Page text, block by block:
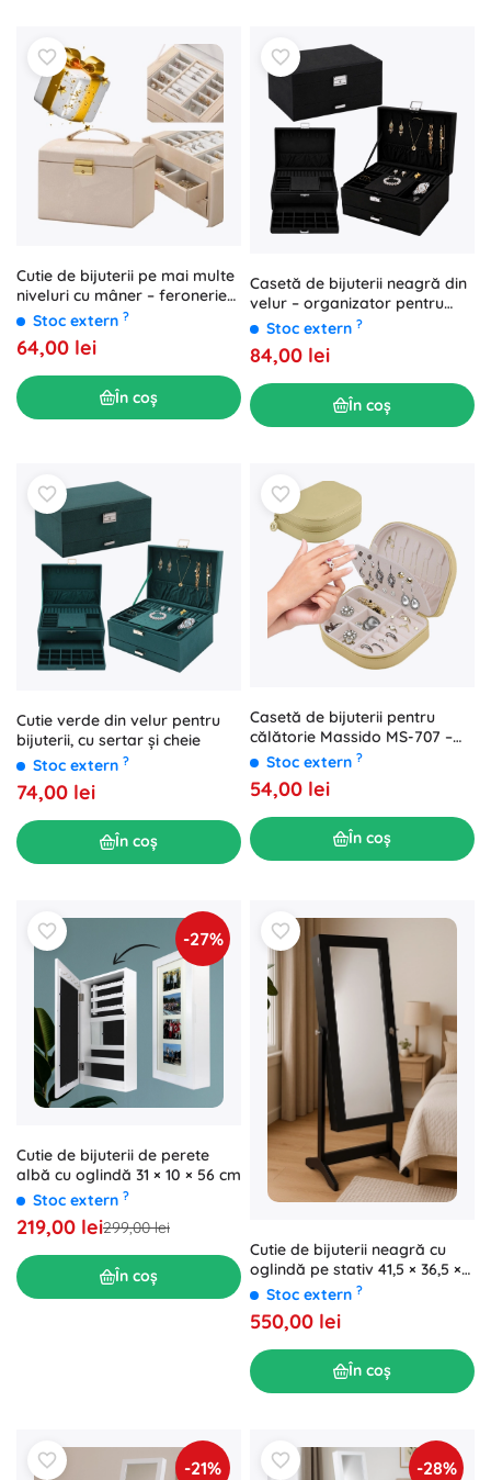
Cutie de bijuterii pe mai multe
niveluri cu mâner – feronerie
aurie, bej
Stoc extern ?
64,00 lei
În coș
Casetă de bijuterii neagră din
velur – organizator pentru
bijuterii cu sertar și cheie
Stoc extern ?
84,00 lei
În coș
Cutie verde din velur pentru
bijuterii, cu sertar și cheie
Stoc extern ?
74,00 lei
În coș
Casetă de bijuterii pentru
călătorie Massido MS-707 –
auriuStoc extern ?
54,00 lei
În coș
-27%
Cutie de bijuterii de perete
albă cu oglindă 31 × 10 × 56 cm
Stoc extern ?
219,00 lei299,00 lei
În coș
Cutie de bijuterii neagră cu
oglindă pe stativ 41,5 × 36,5 ×
147 cm
Stoc extern ?
550,00 lei
În coș
-21% -28%